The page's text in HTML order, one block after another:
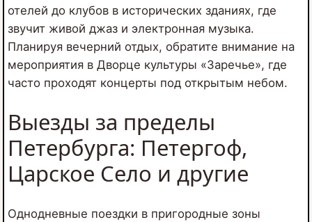
отелей до клубов в исторических зданиях, где
звучит живой джаз и электронная музыка.
Планируя вечерний отдых, обратите внимание на
мероприятия в Дворце культуры «Заречье», где
часто проходят концерты под открытым небом.
Выезды за пределы
Петербурга: Петергоф,
Царское Село и другие
Однодневные поездки в пригородные зоны